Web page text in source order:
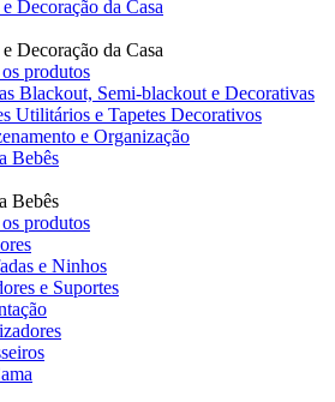
Decoração da Casa
Decoração da Casa
produtos
Blackout, Semi-blackout e Decorativas
Utilitários e Tapetes Decorativos
e Organização
Bebês
Bebês
produtos
e Ninhos
e Suportes